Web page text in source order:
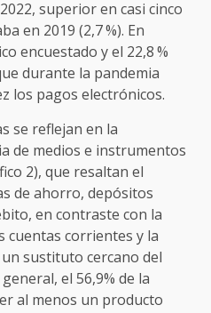
superior en casi cinco
en 2019 (2,7 %). En
encuestado y el 22,8 %
durante la pandemia
los pagos electrónicos.
se reflejan en la
de medios e instrumentos
2), que resaltan el
de ahorro, depósitos
en contraste con la
cuentas corrientes y la
sustituto cercano del
el 56,9% de la
al menos un producto